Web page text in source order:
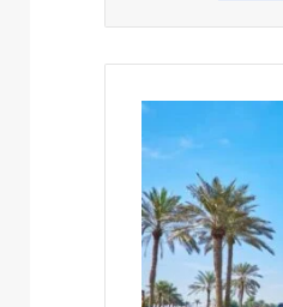
ഖത്തറിൽ
കോവിഡ്
നിയന്ത്രണങ്ങളിൽ
ഇളവ്;
തുറന്ന
പൊതുസ്ഥലങ്ങളിൽ
മാസ്‌ക്
നിർബന്ധമല്ല